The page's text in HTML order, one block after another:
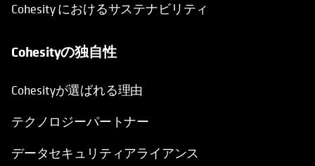
Cohesity におけるサステナビリティ
Cohesityの独自性
Cohesityが選ばれる理由
テクノロジーパートナー
データセキュリティアライアンス